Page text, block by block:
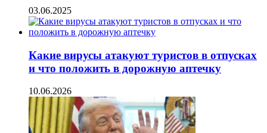
03.06.2025
Какие вирусы атакуют туристов в отпусках
и что положить в дорожную аптечку
10.06.2026